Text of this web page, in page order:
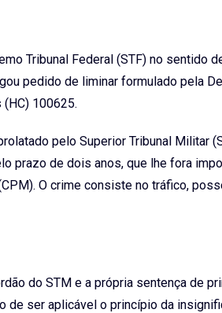
Tribunal Federal (STF) no sentido
pedido de liminar formulado pela
100625.
pelo Superior Tribunal Militar
prazo de dois anos, que lhe fora
O crime consiste no tráfico,
do STM e a própria sentença de
de ser aplicável o princípio da